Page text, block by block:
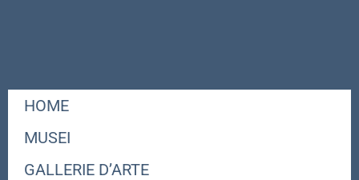
HOME
MUSEI
GALLERIE D’ARTE